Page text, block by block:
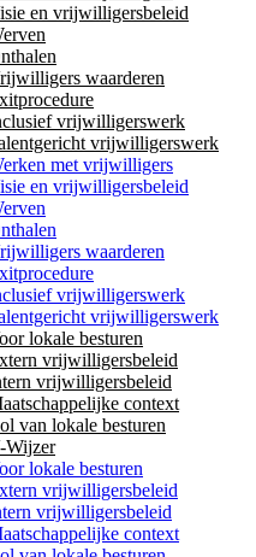
en vrijwilligersbeleid
waarderen
vrijwilligerswerk
vrijwilligerswerk
met vrijwilligers
en vrijwilligersbeleid
waarderen
vrijwilligerswerk
vrijwilligerswerk
lokale besturen
vrijwilligersbeleid
vrijwilligersbeleid
context
van lokale besturen
Wijzer
lokale besturen
vrijwilligersbeleid
vrijwilligersbeleid
context